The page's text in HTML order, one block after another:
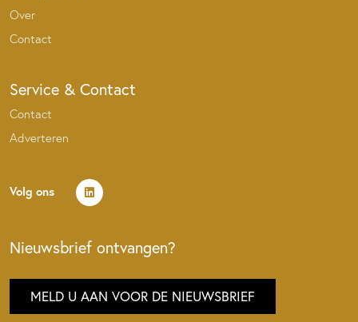
Over
Contact
Service & Contact
Contact
Adverteren
Volg ons
Nieuwsbrief ontvangen?
MELD U AAN VOOR DE NIEUWSBRIEF